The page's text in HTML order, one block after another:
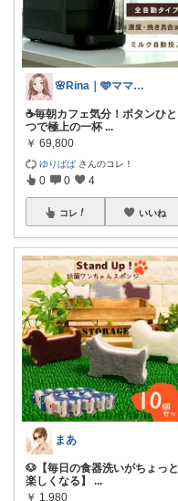
🌸Rina｜🩵ママ必見アイテム🩵
☕毎朝カフェ気分！ボタンひと
つで極上の一杯 ...
￥ 69,800
ゆりぱぱ さんのコレ！
0 0 4
コレ いいね
まあ
🐶【毎日の食器洗いがちょっと
楽しくなる】 ...
￥ 1,980